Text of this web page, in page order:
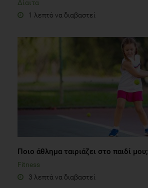
Δίαιτα
1 λεπτό να διαβαστεί
Ποιο άθλημα ταιριάζει στο παιδί μου;
Fitness
3 λεπτά να διαβαστεί